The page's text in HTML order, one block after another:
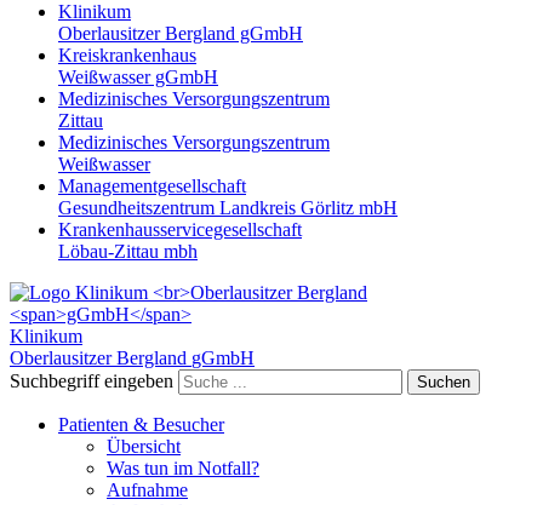
Klinikum
Oberlausitzer Bergland gGmbH
Kreiskrankenhaus
Weißwasser gGmbH
Medizinisches Versorgungszentrum
Zittau
Medizinisches Versorgungszentrum
Weißwasser
Managementgesellschaft
Gesundheitszentrum Landkreis Görlitz mbH
Krankenhausservicegesellschaft
Löbau-Zittau mbh
Klinikum
Oberlausitzer Bergland gGmbH
Suchbegriff eingeben
Suchen
Patienten & Besucher
Übersicht
Was tun im Notfall?
Aufnahme